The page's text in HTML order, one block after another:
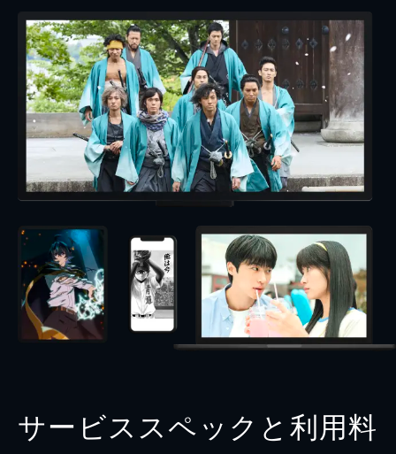
サービススペックと利用料